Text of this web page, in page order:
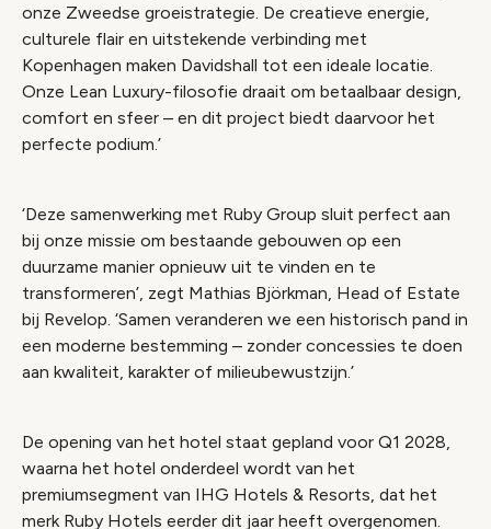
onze Zweedse groeistrategie. De creatieve energie,
culturele flair en uitstekende verbinding met
Kopenhagen maken Davidshall tot een ideale locatie.
Onze Lean Luxury-filosofie draait om betaalbaar design,
comfort en sfeer – en dit project biedt daarvoor het
perfecte podium.’
‘Deze samenwerking met Ruby Group sluit perfect aan
bij onze missie om bestaande gebouwen op een
duurzame manier opnieuw uit te vinden en te
transformeren’, zegt Mathias Björkman, Head of Estate
bij Revelop. ‘Samen veranderen we een historisch pand in
een moderne bestemming – zonder concessies te doen
aan kwaliteit, karakter of milieubewustzijn.’
De opening van het hotel staat gepland voor Q1 2028,
waarna het hotel onderdeel wordt van het
premiumsegment van IHG Hotels & Resorts, dat het
merk Ruby Hotels eerder dit jaar heeft overgenomen.